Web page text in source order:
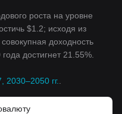
роста на уровне
$1.2; исходя из
доходность
достигнет 21.55%.
2030–2050 гг.